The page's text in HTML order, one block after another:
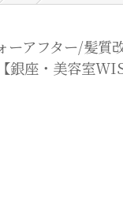
ーアフター/髪質
銀座・美容室